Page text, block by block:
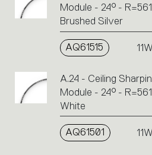
Module - 24° -
Brushed Silver
AQ61515 11W
A.24 - Ceiling
Module - 24° -
White
AQ61501 11W